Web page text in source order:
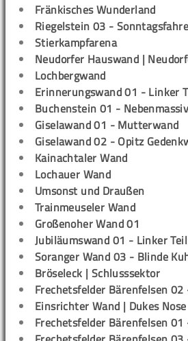
Fränkisches Wunderland
Riegelstein 03 -
Stierkampfarena
Neudorfer Hauswand |
Lochbergwand
Erinnerungswand 01 - Linker
Buchenstein 01 -
Giselawand 01 - Mutterwand
Giselawand 02 - Opitz
Kainachtaler Wand
Lochauer Wand
Umsonst und Draußen
Trainmeuseler Wand
Großenoher Wand 01
Jubiläumswand 01 - Linker Teil
Soranger Wand 03 - Blinde
Bröseleck | Schlusssektor
Frechetsfelder Bärenfelsen 02
Einsrichter Wand | Dukes Nose
Frechetsfelder Bärenfelsen 01